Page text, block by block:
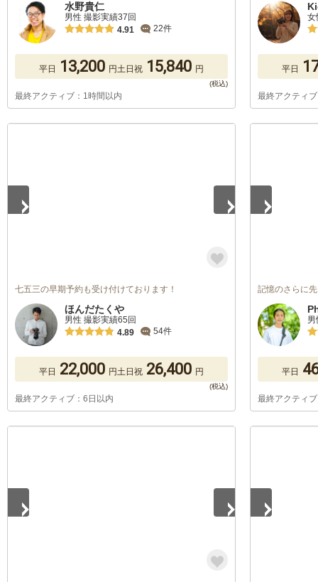
水野貴仁
男性 撮影実績37回
4.91
22件
平日 13,200 円土日祝 15,840 円
最終アクティブ：1時間以内
女
平日
最終アクティ
七五三の早期予約も受け付けております！
ほんだたくや
男性 撮影実績65回
4.89
54件
平日 22,000 円土日祝 26,400 円
最終アクティブ：6日以内
記憶のさらに
平日
最終アクティ